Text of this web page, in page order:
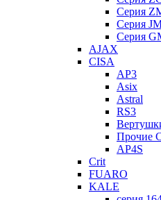
Серия
Серия
Серия
AJAX
CISA
AP3
Asix
Astral
RS3
Прочие
AP4S
Crit
FUARO
KALE